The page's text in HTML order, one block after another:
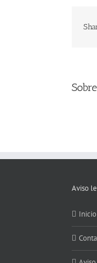
Aviso
Inicio